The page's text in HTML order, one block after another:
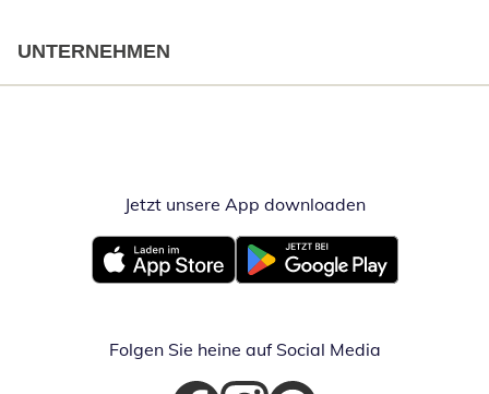
UNTERNEHMEN
Jetzt unsere App downloadenÖffnet in
Öffnet in neuem FensterÖffnet in neuem Fenster
Folgen Sie heine auf Social Media